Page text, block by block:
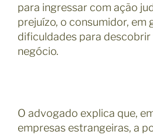
para ingressar com ação
prejuízo, o consumidor, em
dificuldades para
negócio.
O advogado explica que,
empresas estrangeiras, a